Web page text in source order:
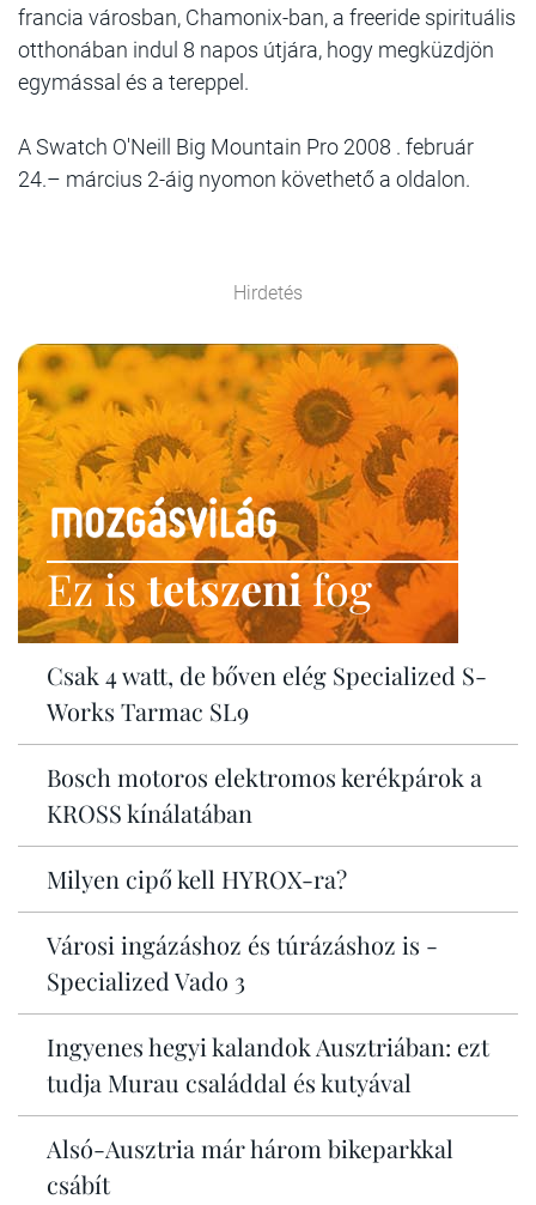
francia városban, Chamonix-ban, a freeride spirituális
otthonában indul 8 napos útjára, hogy megküzdjön
egymással és a tereppel.
A Swatch O'Neill Big Mountain Pro 2008 . február
24.– március 2-áig nyomon követhető a oldalon.
Hirdetés
Ez istetszenifog
Csak 4 watt, de bőven elég Specialized S-
Works Tarmac SL9
Bosch motoros elektromos kerékpárok a
KROSS kínálatában
Milyen cipő kell HYROX-ra?
Városi ingázáshoz és túrázáshoz is -
Specialized Vado 3
Ingyenes hegyi kalandok Ausztriában: ezt
tudja Murau családdal és kutyával
Alsó-Ausztria már három bikeparkkal
csábít